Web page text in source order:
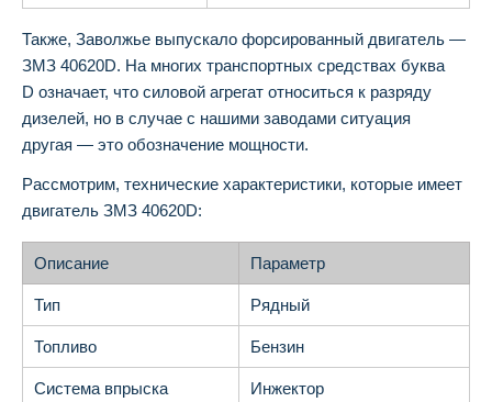
Также, Заволжье выпускало форсированный двигатель —
ЗМЗ 40620D. На многих транспортных средствах буква
D означает, что силовой агрегат относиться к разряду
дизелей, но в случае с нашими заводами ситуация
другая — это обозначение мощности.
Рассмотрим, технические характеристики, которые имеет
двигатель ЗМЗ 40620D:
Описание Параметр
Тип Рядный
Топливо Бензин
Система впрыска Инжектор